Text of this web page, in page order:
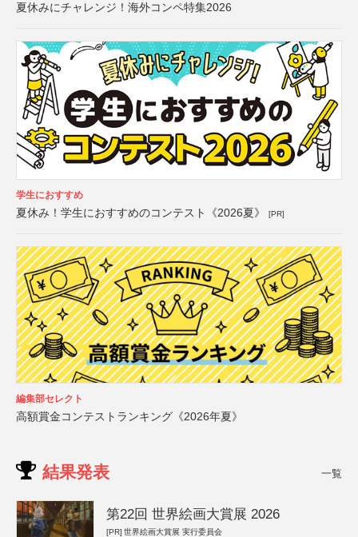
夏休みにチャレンジ！海外コンペ特集2026
学生におすすめ
夏休み！学生におすすめのコンテスト《2026夏》 [PR]
編集部セレクト
高額賞金コンテストランキング《2026年夏》
結果発表 一覧
第22回 世界絵画大賞展 2026
[PR] 世界絵画大賞展 実行委員会